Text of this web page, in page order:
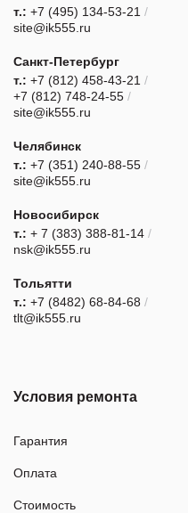
т.: +7 (495) 134-53-21 /
site@ik555.ru
Санкт-Петербург
т.: +7 (812) 458-43-21 /
+7 (812) 748-24-55 /
site@ik555.ru
Челябинск
т.: +7 (351) 240-88-55 /
site@ik555.ru
Новосибирск
т.: + 7 (383) 388-81-14 /
nsk@ik555.ru
Тольятти
т.: +7 (8482) 68-84-68 /
tlt@ik555.ru
Условия ремонта
Гарантия
Оплата
Стоимость